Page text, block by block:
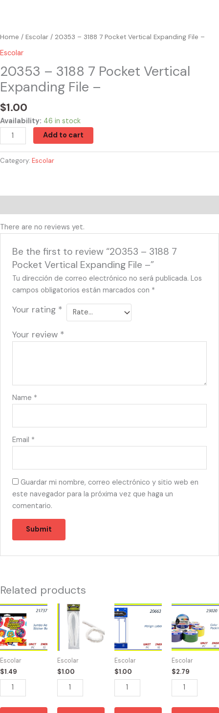
Home / Escolar / 20353 – 3188 7 Pocket Vertical Expanding File –
Escolar
20353 – 3188 7 Pocket Vertical
Expanding File –
$1.00
Availability: 46 in stock
Add to cart
Category: Escolar
There are no reviews yet.
Be the first to review “20353 – 3188 7
Pocket Vertical Expanding File –”
Tu dirección de correo electrónico no será publicada. Los
campos obligatorios están marcados con *
Your rating *
Your review *
Name *
Email *
Guardar mi nombre, correo electrónico y sitio web en
este navegador para la próxima vez que haga un
comentario.
Related products
Escolar
$1.49
21737
-
JUMBO
REWARD
700
STICKERS
quantity
Escolar
$1.00
21365
LIMPIA
PIPAS
27"
quantity
Escolar
$1.00
20663
-
LABEL
quantity
Escolar
$2.79
23020
-
DUCK
TAPE
DE
COLORES
quantity